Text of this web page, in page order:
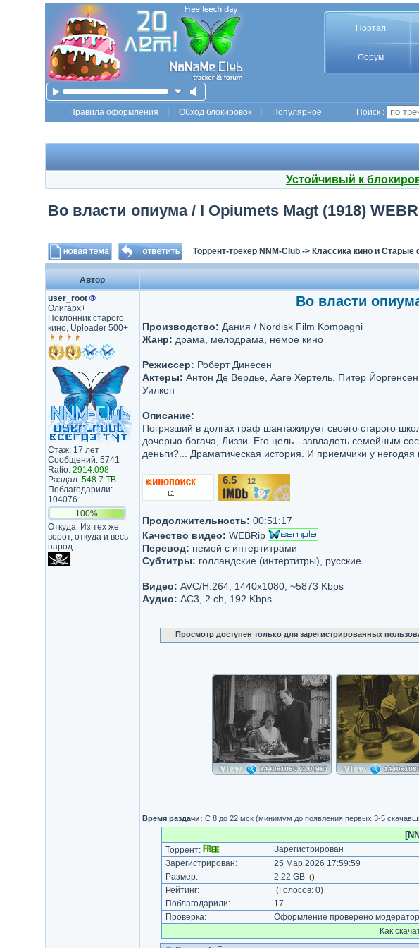
Портал
Форум
Правила оформления Обход блокировок Популярное Поиск :
Устойчивый к
Во власти опиума / I Opiumets Magt (1918)
Торрент-трекер NNM-Club-> Классика кино и
Автор
user_root ®
Олигарх+
Поклонник старого
кино, Uploader 500+
Стаж: 17 лет
Сообщений: 5741
Ratio: 2914.098
Раздал: 548.7 TB
Поблагодарили:
104076
100%
Откуда: Из тех же
ворот, откуда и весь
народ.
Во власти
Производство: Дания / Nordisk Film Kompagni
Жанр: драма мелодрама , немое кино
Режиссер: Роберт Динесен
Актеры: Антон Де Вердье, Ааге Хертель, Питер
Уилкен
Описание:
Погрязший в долгах граф шантажирует своего старого
дочерью богача, Лиззи. Его цель - завладеть семейным
деньги?... Драматическая история. И приемчики у негодяя
6.5/10 12
Продолжительность: 00:51:17
Качество видео: WEBRip
Перевод: немой с интертитрами
Субтитры: голландские (интертитры), русские
Видео: AVC/H.264, 1440x1080, ~5873 Kbps
Аудио: AC3, 2 ch, 192 Kbps
Просмотр доступен только для зарегистрированных
Время раздачи: С 8 до 22 мск (минимум до появления первых 3-5
Торрент:
Зарегистрирован
Зарегистрирован:
25 Мар 2026 17:59:59
Размер:
2.22 GB ()
Рейтинг: (Голосов: 0)
Поблагодарили:
17
Проверка:
Оформление проверено
Как